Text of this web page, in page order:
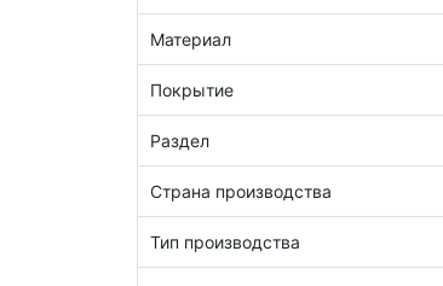
Материал
Покрытие
Раздел
Страна производства
Тип производства